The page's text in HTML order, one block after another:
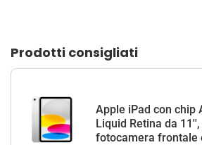
Prodotti consigliati
Apple iPad con chip
Liquid Retina da 11'',
fotocamera frontale